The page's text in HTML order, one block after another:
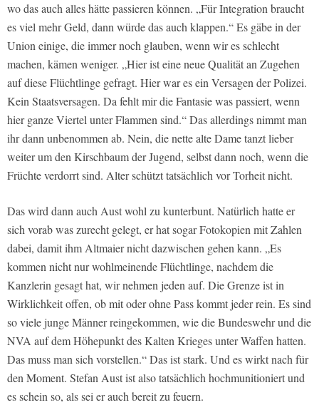
wo das auch alles hätte passieren können. „Für Integration braucht
es viel mehr Geld, dann würde das auch klappen.“ Es gäbe in der
Union einige, die immer noch glauben, wenn wir es schlecht
machen, kämen weniger. „Hier ist eine neue Qualität an Zugehen
auf diese Flüchtlinge gefragt. Hier war es ein Versagen der Polizei.
Kein Staatsversagen. Da fehlt mir die Fantasie was passiert, wenn
hier ganze Viertel unter Flammen sind.“ Das allerdings nimmt man
ihr dann unbenommen ab. Nein, die nette alte Dame tanzt lieber
weiter um den Kirschbaum der Jugend, selbst dann noch, wenn die
Früchte verdorrt sind. Alter schützt tatsächlich vor Torheit nicht.
Das wird dann auch Aust wohl zu kunterbunt. Natürlich hatte er
sich vorab was zurecht gelegt, er hat sogar Fotokopien mit Zahlen
dabei, damit ihm Altmaier nicht dazwischen gehen kann. „Es
kommen nicht nur wohlmeinende Flüchtlinge, nachdem die
Kanzlerin gesagt hat, wir nehmen jeden auf. Die Grenze ist in
Wirklichkeit offen, ob mit oder ohne Pass kommt jeder rein. Es sind
so viele junge Männer reingekommen, wie die Bundeswehr und die
NVA auf dem Höhepunkt des Kalten Krieges unter Waffen hatten.
Das muss man sich vorstellen.“ Das ist stark. Und es wirkt nach für
den Moment. Stefan Aust ist also tatsächlich hochmunitioniert und
es schein so, als sei er auch bereit zu feuern.